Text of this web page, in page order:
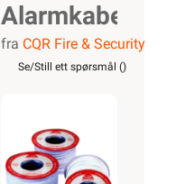
Alarmkabel
skjermet,
fra CQR Fire & Security
Se/Still ett spørsmål ()